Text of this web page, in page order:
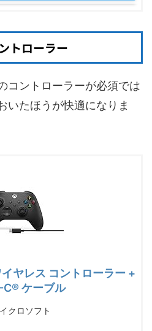
トローラー
コントローラーが必須では
いたほうが快適になりま
イヤレス コントローラー +
C® ケーブル
クロソフト